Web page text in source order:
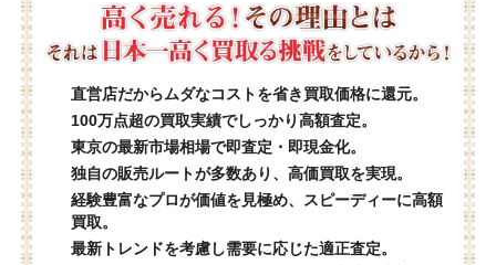
直営店だからムダなコストを省き買取価格に還元。
100万点超の買取実績でしっかり高額査定。
東京の最新市場相場で即査定・即現金化。
独自の販売ルートが多数あり、高価買取を実現。
経験豊富なプロが価値を見極め、スピーディーに高額
買取。
最新トレンドを考慮し需要に応じた適正査定。